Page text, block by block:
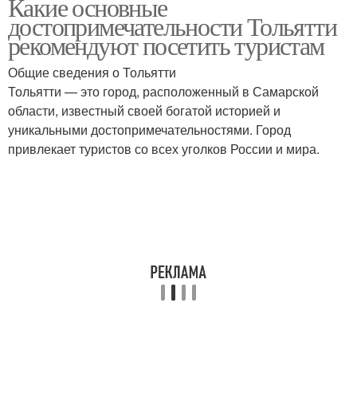
достопримечательности Тольятти
рекомендуют посетить туристам
Общие сведения о Тольятти
Тольятти — это город, расположенный в Самарской
области, известный своей богатой историей и
уникальными достопримечательностями. Город
привлекает туристов со всех уголков России и мира.